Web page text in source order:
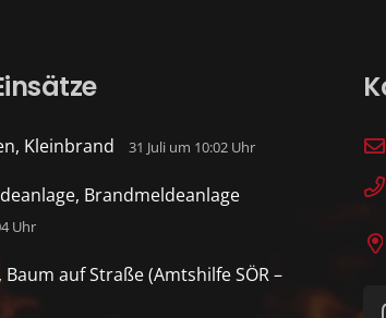
Kleinbrand 31 Juli um 10:02 Uhr
Brandmeldeanlage
Uhr
Baum auf Straße (Amtshilfe SÖR –